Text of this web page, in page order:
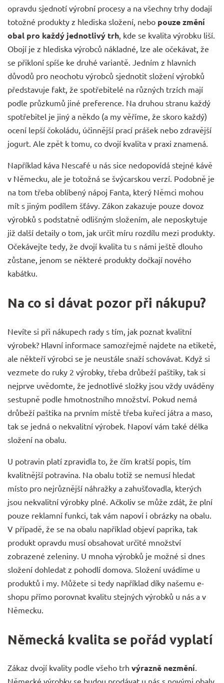
opravdu sjednotí výrobní procesy a na všechny trhy dodají
totožné produkty z hlediska složení, nebo pouze změní
obal pro každý jednotlivý trh , kde se kvalita výrobku liší.
Obojí je z hlediska výrobců nákladné, lze ale očekávat, že
se přikloní spíše ke druhé variantě. Jedním z hlavních
důvodů pro neochotu výrobců sjednotit složení výrobků
představuje fakt, že spotřebitelé na různých trzích mají
podle průzkumů jiné preference. Na druhou stranu každý
spotřebitel je jiný a někdo (a my věříme, že skoro každý)
ocení lepší čokoládu, účinnější prací prášek nebo zdravější
jogurt. Ale zpět k tomu, co dvojí kvalita v praxi znamená.
Například káva Nescafé u nás sice nedopovídá stejné kávě
v Německu, ale je totožná se švýcarskou verzí. Podobně je
na tom třeba oblíbený nápoj Fanta, který Němci mohou
mít s jiným podílem šťávy. Zákon zakazuje pouze dovoz
výrobků s podstatně odlišným složením, ale neposkytuje
již další detaily o tom, jak určit míru rozdílu mezi produkty.
Očekávejte tedy, že dvojí kvalita tu s námi ještě dlouho
zůstane, jenom se některé produkty dočkají nového
kabátku.
Na co si dávat pozor při nákupu?
Nevíte si při nákupech rady s tím, jak poznat kvalitní
výrobek? Hlavní informace samozřejmě najdete na etiketě,
ale někteří výrobci se je neustále snaží schovávat. Když si
vezmete do ruky 2 výrobky, třeba drůbeží paštiky, tak si
nejprve uvědomte, že jednotlivé složky jsou vždy uváděny
sestupně podle hmotnostního množství. Pokud nemá
drůbeží paštika na prvním místě třeba kuřecí játra a maso,
tak se jedná o nekvalitní výrobek. Napoví vám také délka
složení na obalu.
U potravin platí zpravidla to, že čím kratší popis, tím
kvalitnější potravina. Na obalu totiž se nemusí hledat
místo pro nejrůznější náhražky a zahušťovadla, kterých
jsou nekvalitní výrobky plné. Ačkoliv se může zdát, že plní
pouze reklamní funkci, tak vám napoví i obrázky na obalu.
V případě, že se na obalu například objeví paprika, tak
produkt opravdu musí obsahovat určité množství
zobrazené zeleniny. U mnoha výrobků je možné si dnes
složení dohledat z pohodlí domova. Složení uvádíme u
produktů i my. Můžete si tedy například díky našemu e-
shopu přímo porovnat kvalitu stejných výrobků u nás a v
Německu.
Německá kvalita se pořád vyplatí
Zákaz dvojí kvality podle všeho trh výrazně nezmění.